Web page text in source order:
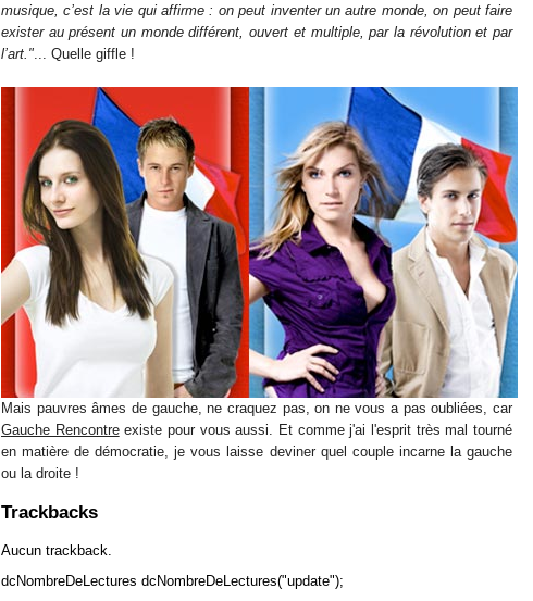
musique, c’est la vie qui affirme : on peut inventer un autre monde, on peut faire
exister au présent un monde différent, ouvert et multiple, par la révolution et par
l’art." ... Quelle giffle !
Mais pauvres âmes de gauche, ne craquez pas, on ne vous a pas oubliées, car
Gauche Rencontreexiste pour vous aussi. Et comme j'ai l'esprit très mal tourné
en matière de démocratie, je vous laisse deviner quel couple incarne la gauche
ou la droite !
Trackbacks
Aucun trackback.
dcNombreDeLectures dcNombreDeLectures("update");